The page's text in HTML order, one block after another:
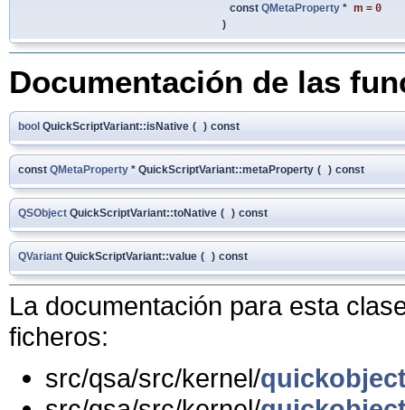
const QMetaProperty * m = 0
)
Documentación de las
bool QuickScriptVariant::isNative ( ) const
const QMetaProperty * QuickScriptVariant::metaProperty ( ) const
QSObject QuickScriptVariant::toNative ( ) const
QVariant QuickScriptVariant::value ( ) const
La documentación para esta
ficheros:
src/qsa/src/kernel/